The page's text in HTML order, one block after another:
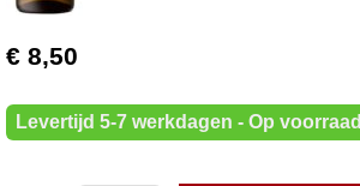
€ 8,50
Levertijd 5-7 werkdagen - Op voorraad